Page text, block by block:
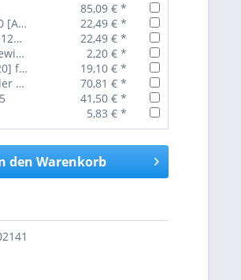
85,09 € *
Druckstück für Federbügel HW80 [Achsprofil 90 x 90] 14/002/300
22,49 € *
Federbolzen HW60 / HW80 Ø 26 120 mm komplett inkl. Federschuhbuchsen
22,49 € *
Sechskantmutter M20x1,5 Feingewinde DIN 934 Güte 10
2,20 € *
Federbügel HW 80 [155 x 340 x 20] für 10mm / 12mm Blattfeder
19,10 € *
Federspannplatte für Gummifeder GF 7 einfach HW 80
70,81 € *
41,50 € *
5,83 € *
den Warenkorb